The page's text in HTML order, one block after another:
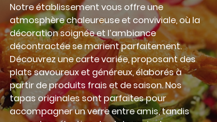
Notre établissement vous offre une
atmosphère chaleureuse et conviviale, où la
décoration soignée et l’ambiance
décontractée se marient parfaitement.
Découvrez une carte variée, proposant des
plats savoureux et généreux, élaborés à
partir de produits frais et de saison. Nos
tapas originales sont parfaites pour
accompagner un verre entre amis, tandis